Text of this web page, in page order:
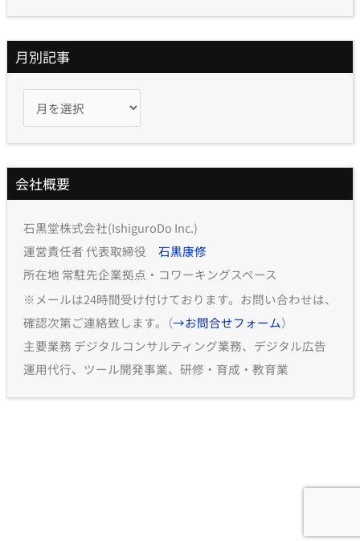
月別記事
会社概要
石黒堂株式会社(IshiguroDo Inc.)
運営責任者 代表取締役 石黒康修
所在地 常駐先企業拠点・コワーキングスペース
※メールは24時間受け付けております。お問い合わせは、
確認次第ご連絡致します。（→お問合せフォーム）
主要業務 デジタルコンサルティング業務、デジタル広告
運用代行、ツール開発事業、研修・育成・教育業